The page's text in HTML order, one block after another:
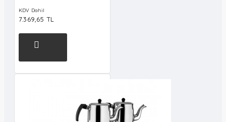
KDV Dahil
7.369,65 TL